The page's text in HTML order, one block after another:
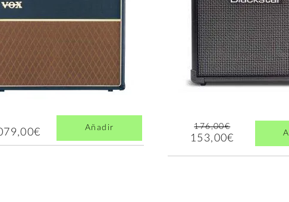
Añadir 176,00€
153,00€